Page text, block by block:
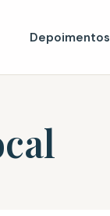
Depoimentos